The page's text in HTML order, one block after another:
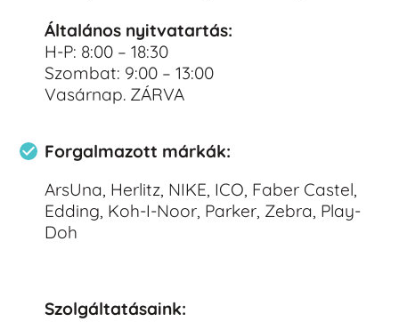
Általános nyitvatartás:
H-P: 8:00 – 18:30
Szombat: 9:00 – 13:00
Vasárnap. ZÁRVA
Forgalmazott márkák:
ArsUna, Herlitz, NIKE, ICO, Faber Castel,
Edding, Koh-I-Noor, Parker, Zebra, Play-
Doh
Szolgáltatásaink: